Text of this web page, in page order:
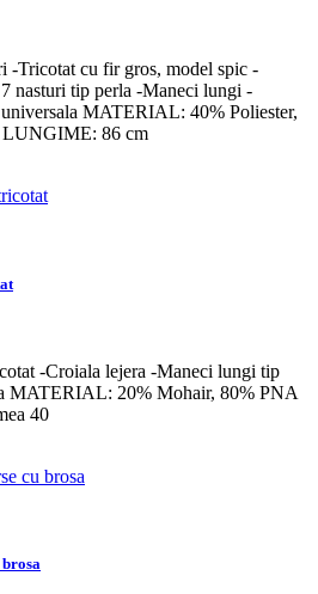
-Tricotat cu fir gros, model spic -
nasturi tip perla -Maneci lungi -
MATERIAL: 40% Poliester,
LUNGIME: 86 cm
-Croiala lejera -Maneci lungi tip
MATERIAL: 20% Mohair, 80% PNA
40